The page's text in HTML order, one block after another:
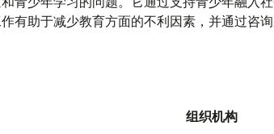
有助于减少教育方面的不利因素，并通过咨
组织机构